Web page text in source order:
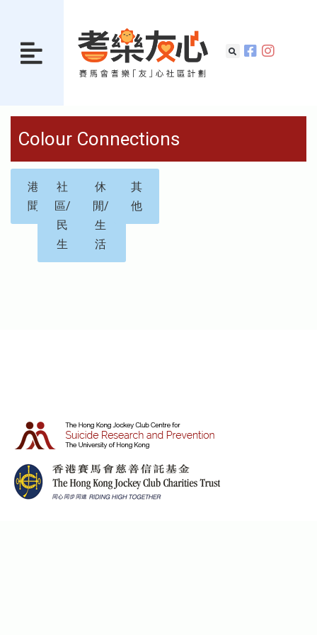
Colour Connections
港
聞
社
區/
民
生
休
閒/
生
活
其
他